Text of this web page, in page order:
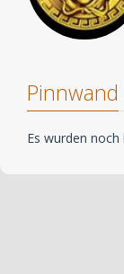
Pinnwand
Es wurden